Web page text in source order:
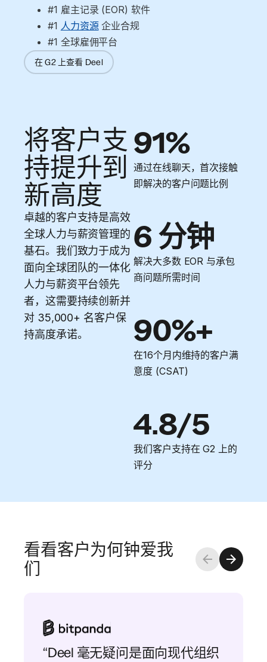
#1 雇主记录 (EOR) 软件
#1 人力资源 企业合规
#1 全球雇佣平台
在 G2 上查看 Deel
将客户支
持提升到
新高度
卓越的客户支持是高效
全球人力与薪资管理的
基石。我们致力于成为
面向全球团队的一体化
人力与薪资平台领先
者，这需要持续创新并
对 35,000+ 名客户保
持高度承诺。
91%
通过在线聊天，首次接触
即解决的客户问题比例
6 分钟
解决大多数 EOR 与承包
商问题所需时间
90%+
在16个月内维持的客户满
意度 (CSAT)
4.8/5
我们客户支持在 G2 上的
评分
看看客户为何钟爱我
们
“Deel 毫无疑问是面向现代组织